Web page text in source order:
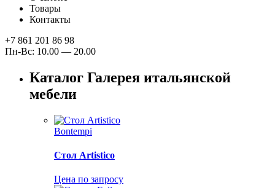
Товары
Контакты
+7 861 201 86 98
Пн-Вс: 10.00 — 20.00
Каталог Галерея итальянской
мебели
Bontempi
Стол Artistico
Цена по запросу